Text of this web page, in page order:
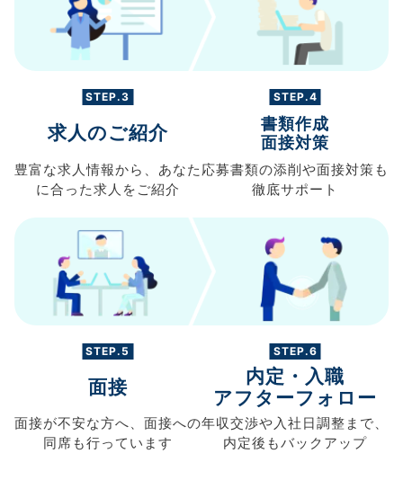
STEP.3
求人のご紹介
豊富な求人情報から、 あなた
に合った求人を ご紹介
STEP.4
書類作成
面接対策
応募書類の添削や面接対策も
徹底サポート
STEP.5
面接
面接が不安な方へ、 面接への
同席も行っています
STEP.6
内定・入職
アフターフォロー
年収交渉や入社日調整まで、
内定後もバックアップ